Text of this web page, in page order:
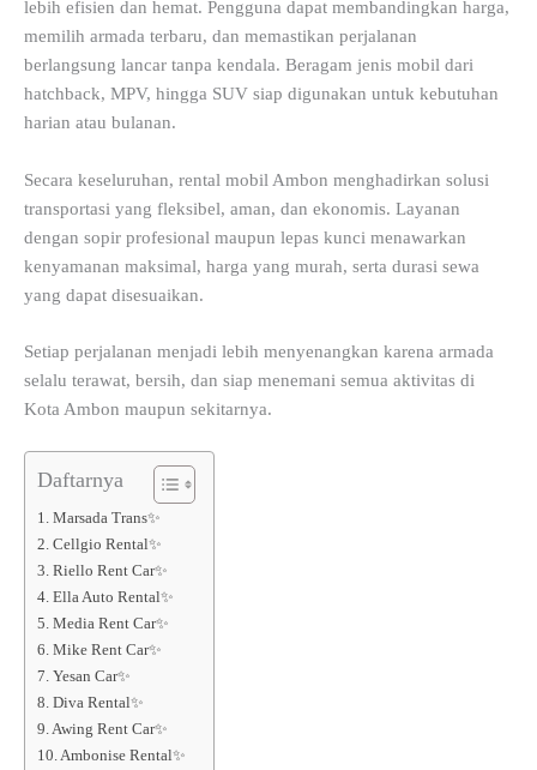
lebih efisien dan hemat. Pengguna dapat membandingkan harga,
memilih armada terbaru, dan memastikan perjalanan
berlangsung lancar tanpa kendala. Beragam jenis mobil dari
hatchback, MPV, hingga SUV siap digunakan untuk kebutuhan
harian atau bulanan.
Secara keseluruhan, rental mobil Ambon menghadirkan solusi
transportasi yang fleksibel, aman, dan ekonomis. Layanan
dengan sopir profesional maupun lepas kunci menawarkan
kenyamanan maksimal, harga yang murah, serta durasi sewa
yang dapat disesuaikan.
Setiap perjalanan menjadi lebih menyenangkan karena armada
selalu terawat, bersih, dan siap menemani semua aktivitas di
Kota Ambon maupun sekitarnya.
Daftarnya
1. Marsada Trans✨
2. Cellgio Rental✨
3. Riello Rent Car✨
4. Ella Auto Rental✨
5. Media Rent Car✨
6. Mike Rent Car✨
7. Yesan Car✨
8. Diva Rental✨
9. Awing Rent Car✨
10. Ambonise Rental✨